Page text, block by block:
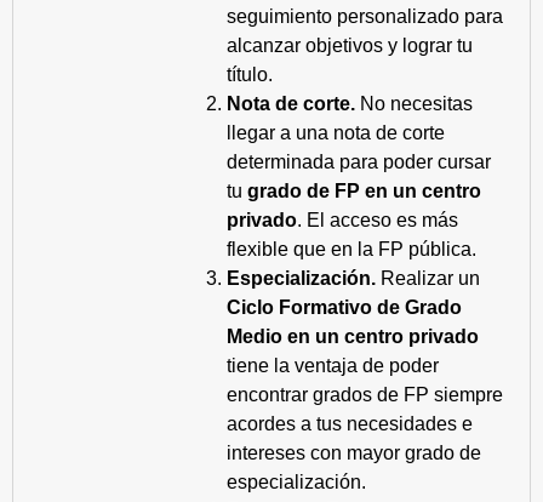
seguimiento personalizado para
alcanzar objetivos y lograr tu
título.
Nota de corte. No necesitas
llegar a una nota de corte
determinada para poder cursar
tu grado de FP en un centro
privado. El acceso es más
flexible que en la FP pública.
Especialización. Realizar un
Ciclo Formativo de Grado
Medio en un centro privado
tiene la ventaja de poder
encontrar grados de FP siempre
acordes a tus necesidades e
intereses con mayor grado de
especialización.